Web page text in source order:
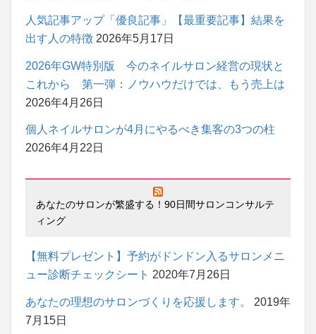
人気記事アップ「優良記事」【最重要記事】結果を
出す人の特徴 2026年5月17日
2026年GW特別版 今のネイルサロン経営の現状と
これから 第一弾：ノウハウだけでは、もう売上は
2026年4月26日
個人ネイルサロンが4月にやるべき集客の3つの柱
2026年4月22日
あなたのサロンが繁盛する！90日間サロンコンサルテ
ィング
【無料プレゼント】予約がドンドン入るサロンメニ
ュー診断チェックシート 2020年7月26日
あなたの理想のサロンづくりを応援します。
2019年
7月15日